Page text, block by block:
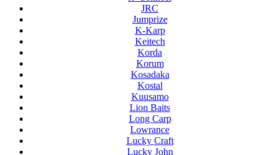
JRC
Jumprize
K-Karp
Keitech
Korda
Korum
Kosadaka
Kostal
Kuusamo
Lion Baits
Long Carp
Lowrance
Lucky Craft
Lucky John